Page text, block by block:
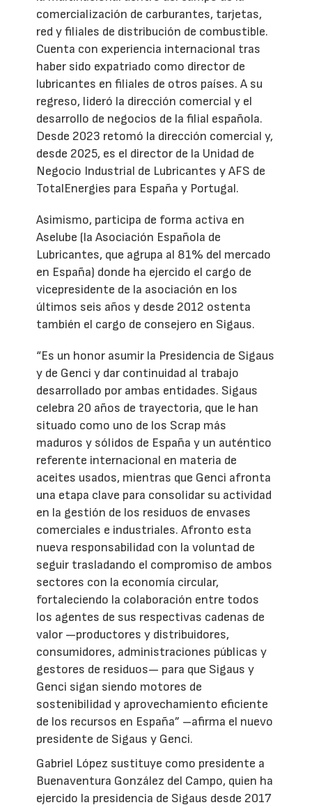
comercialización de carburantes, tarjetas,
red y filiales de distribución de combustible.
Cuenta con experiencia internacional tras
haber sido expatriado como director de
lubricantes en filiales de otros países. A su
regreso, lideró la dirección comercial y el
desarrollo de negocios de la filial española.
Desde 2023 retomó la dirección comercial y,
desde 2025, es el director de la Unidad de
Negocio Industrial de Lubricantes y AFS de
TotalEnergies para España y Portugal.
Asimismo, participa de forma activa en
Aselube (la Asociación Española de
Lubricantes, que agrupa al 81% del mercado
en España) donde ha ejercido el cargo de
vicepresidente de la asociación en los
últimos seis años y desde 2012 ostenta
también el cargo de consejero en Sigaus.
“Es un honor asumir la Presidencia de Sigaus
y de Genci y dar continuidad al trabajo
desarrollado por ambas entidades. Sigaus
celebra 20 años de trayectoria, que le han
situado como uno de los Scrap más
maduros y sólidos de España y un auténtico
referente internacional en materia de
aceites usados, mientras que Genci afronta
una etapa clave para consolidar su actividad
en la gestión de los residuos de envases
comerciales e industriales. Afronto esta
nueva responsabilidad con la voluntad de
seguir trasladando el compromiso de ambos
sectores con la economía circular,
fortaleciendo la colaboración entre todos
los agentes de sus respectivas cadenas de
valor —productores y distribuidores,
consumidores, administraciones públicas y
gestores de residuos— para que Sigaus y
Genci sigan siendo motores de
sostenibilidad y aprovechamiento eficiente
de los recursos en España” –afirma el nuevo
presidente de Sigaus y Genci.
Gabriel López sustituye como presidente a
Buenaventura González del Campo, quien ha
ejercido la presidencia de Sigaus desde 2017